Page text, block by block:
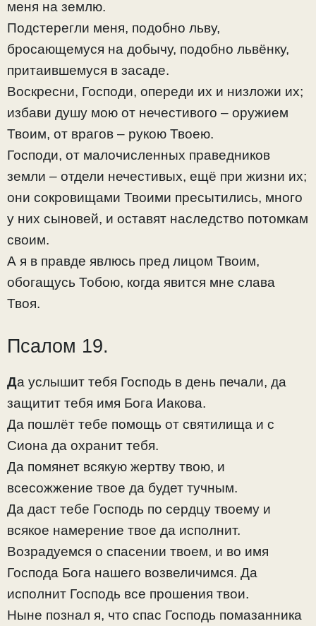
меня на землю.
Подстерегли меня, подобно льву,
бросающемуся на добычу, подобно львёнку,
притаившемуся в засаде.
Воскресни, Господи, опереди их и низложи их;
избави душу мою от нечестивого – оружием
Твоим, от врагов – рукою Твоею.
Господи, от малочисленных праведников
земли – отдели нечестивых, ещё при жизни их;
они сокровищами Твоими пресытились, много
у них сыновей, и оставят наследство потомкам
своим.
А я в правде явлюсь пред лицом Твоим,
обогащусь Тобою, когда явится мне слава
Твоя.
Псалом 19.
Да услышит тебя Господь в день печали, да
защитит тебя имя Бога Иакова.
Да пошлёт тебе помощь от святилища и с
Сиона да охранит тебя.
Да помянет всякую жертву твою, и
всесожжение твое да будет тучным.
Да даст тебе Господь по сердцу твоему и
всякое намерение твое да исполнит.
Возрадуемся о спасении твоем, и во имя
Господа Бога нашего возвеличимся. Да
исполнит Господь все прошения твои.
Ныне познал я, что спас Господь помазанника